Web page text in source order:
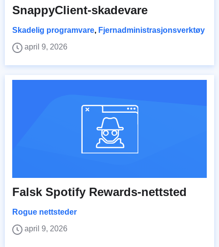
SnappyClient-skadevare
Skadelig programvare, Fjernadministrasjonsverktøy
april 9, 2026
Falsk Spotify Rewards-nettsted
Rogue nettsteder
april 9, 2026